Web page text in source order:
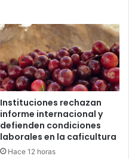
Instituciones rechazan
informe internacional y
defienden condiciones
laborales en la caficultura
Hace 12 horas